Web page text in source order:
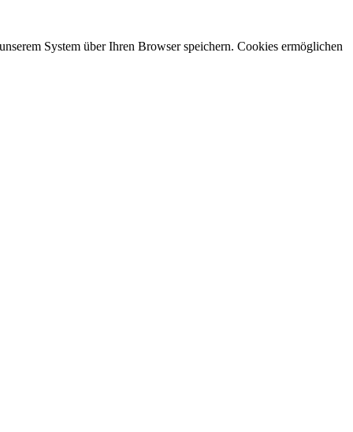
System über Ihren Browser speichern. Cookies ermöglichen